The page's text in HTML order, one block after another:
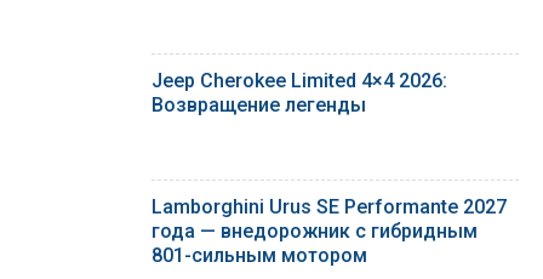
Jeep Cherokee Limited 4×4 2026:
Возвращение легенды
Lamborghini Urus SE Performante 2027
года — внедорожник с гибридным
801-сильным мотором